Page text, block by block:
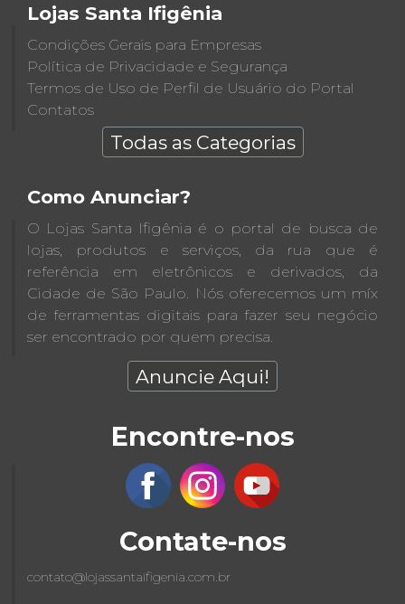
Lojas Santa Ifigênia
Condições Gerais para Empresas
Política de Privacidade e Segurança
Termos de Uso de Perfil de Usuário do Portal
Contatos
Todas as Categorias
Como Anunciar?
O Lojas Santa Ifigênia é o portal de busca de
lojas, produtos e serviços, da rua que é
referência em eletrônicos e derivados, da
Cidade de São Paulo. Nós oferecemos um míx
de ferramentas digitais para fazer seu negócio
ser encontrado por quem precisa.
Anuncie Aqui!
Encontre-nos
Contate-nos
contato@lojassantaifigenia.com.br